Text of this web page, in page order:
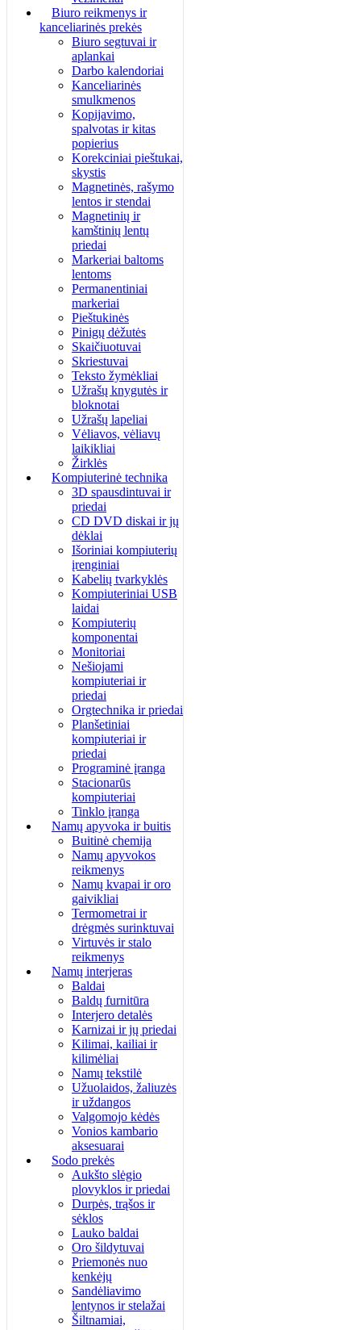
Biuro reikmenys ir
kanceliarinės prekės
Biuro segtuvai ir
aplankai
Darbo kalendoriai
Kanceliarinės
smulkmenos
Kopijavimo,
spalvotas ir kitas
popierius
Korekciniai pieštukai,
skystis
Magnetinės, rašymo
lentos ir stendai
Magnetinių ir
kamštinių lentų
priedai
Markeriai baltoms
lentoms
Permanentiniai
markeriai
Pieštukinės
Pinigų dėžutės
Skaičiuotuvai
Skriestuvai
Teksto žymėkliai
Užrašų knygutės ir
bloknotai
Užrašų lapeliai
Vėliavos, vėliavų
laikikliai
Žirklės
Kompiuterinė technika
3D spausdintuvai ir
priedai
CD DVD diskai ir jų
dėklai
Išoriniai kompiuterių
įrenginiai
Kabelių tvarkyklės
Kompiuteriniai USB
laidai
Kompiuterių
komponentai
Monitoriai
Nešiojami
kompiuteriai ir
priedai
Orgtechnika ir priedai
Planšetiniai
kompiuteriai ir
priedai
Programinė įranga
Stacionarūs
kompiuteriai
Tinklo įranga
Namų apyvoka ir buitis
Buitinė chemija
Namų apyvokos
reikmenys
Namų kvapai ir oro
gaivikliai
Termometrai ir
drėgmės surinktuvai
Virtuvės ir stalo
reikmenys
Namų interjeras
Baldai
Baldų furnitūra
Interjero detalės
Karnizai ir jų priedai
Kilimai, kailiai ir
kilimėliai
Namų tekstilė
Užuolaidos, žaliuzės
ir uždangos
Valgomojo kėdės
Vonios kambario
aksesuarai
Sodo prekės
Aukšto slėgio
plovyklos ir priedai
Durpės, trąšos ir
sėklos
Lauko baldai
Oro šildytuvai
Priemonės nuo
kenkėjų
Sandėliavimo
lentynos ir stelažai
Šiltnamiai,